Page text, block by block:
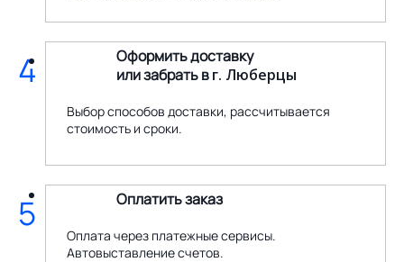
Оформить доставку
или забрать вг. Люберцы
Выбор способов доставки, рассчитывается
стоимость и сроки.
4
Оплатить заказ
Оплата через платежные сервисы.
Автовыставление счетов.
5